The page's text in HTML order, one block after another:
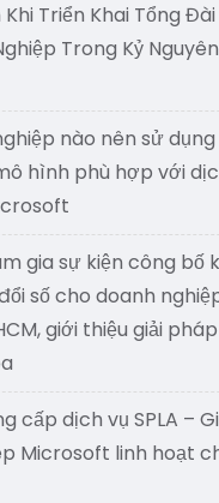
Khi Triển Khai Tổng
Trong Kỷ
nào nên sử dụng
hình phù hợp với
gia sự kiện công bố
số cho doanh
giới thiệu giải
cấp dịch vụ SPLA –
Microsoft linh hoạt